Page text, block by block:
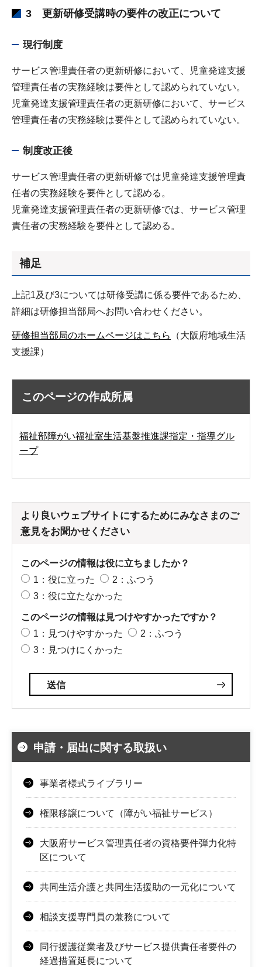
3 更新研修受講時の要件の改正について
現行制度
サービス管理責任者の更新研修において、児童発達支援
管理責任者の実務経験は要件として認められていない。
児童発達支援管理責任者の更新研修において、サービス
管理責任者の実務経験は要件として認められていない。
制度改正後
サービス管理責任者の更新研修では児童発達支援管理責
任者の実務経験を要件として認める。
児童発達支援管理責任者の更新研修では、サービス管理
責任者の実務経験を要件として認める。
補足
上記1及び3については研修受講に係る要件であるため、
詳細は研修担当部局へお問い合わせください。
研修担当部局のホームページはこちら
（大阪府地域生活
支援課）
このページの作成所属
福祉部障がい福祉室生活基盤推進課指定・指導グル
ープ
より良いウェブサイトにするためにみなさまのご
意見をお聞かせください
このページの情報は役に立ちましたか？
1：役に立った
2：ふつう
3：役に立たなかった
このページの情報は見つけやすかったですか？
1：見つけやすかった
2：ふつう
3：見つけにくかった
申請・届出に関する取扱い
事業者様式ライブラリー
権限移譲について（障がい福祉サービス）
大阪府サービス管理責任者の資格要件弾力化特
区について
共同生活介護と共同生活援助の一元化について
相談支援専門員の兼務について
同行援護従業者及びサービス提供責任者要件の
経過措置延長について